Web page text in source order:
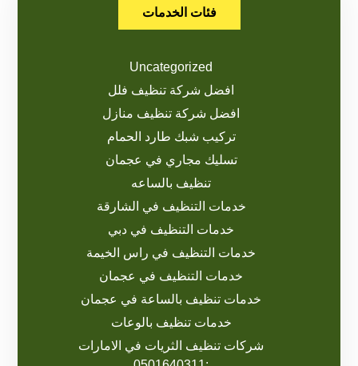
فئات الخدمات
Uncategorized
افضل شركة تنظيف فلل
افضل شركة تنظيف منازل
تركيب شبك طارد الحمام
تسليك مجاري في عجمان
تنظيف بالساعه
خدمات التنظيف في الشارقة
خدمات التنظيف في دبي
خدمات التنظيف في راس الخيمة
خدمات التنظيف في عجمان
خدمات تنظيف بالساعة في عجمان
خدمات تنظيف بالوعات
شركات تنظيف الثريات في الامارات